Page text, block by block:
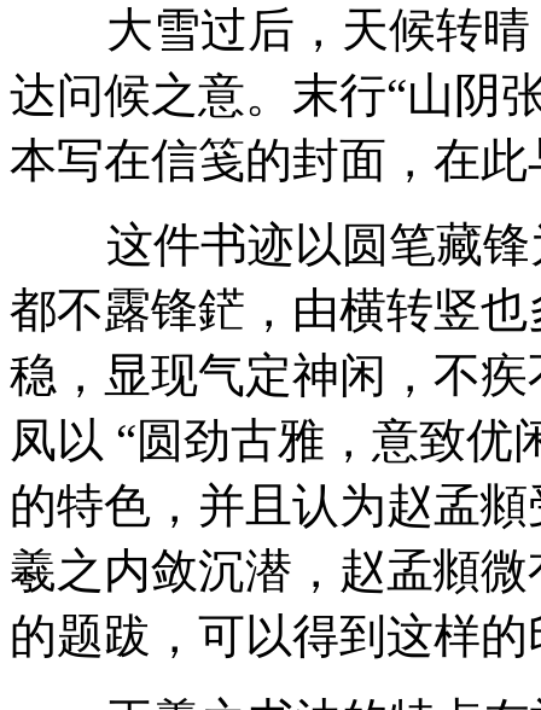
大雪过后，天候转晴
达问候之意。末行“山阴
本写在信笺的封面，在
这件书迹以圆笔藏锋
都不露锋鋩，由横转竖
稳，显现气定神闲，不
凤以 “圆劲古雅，意致优
的特色，并且认为赵孟
羲之内敛沉潜，赵孟頫
的题跋，可以得到这样的